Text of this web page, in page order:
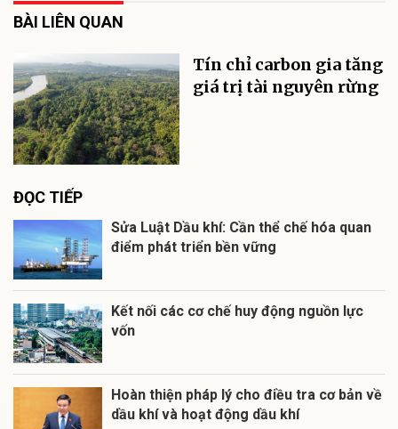
BÀI LIÊN QUAN
Tín chỉ carbon gia tăng
giá trị tài nguyên rừng
ĐỌC TIẾP
Sửa Luật Dầu khí: Cần thể chế hóa quan
điểm phát triển bền vững
Kết nối các cơ chế huy động nguồn lực
vốn
Hoàn thiện pháp lý cho điều tra cơ bản về
dầu khí và hoạt động dầu khí